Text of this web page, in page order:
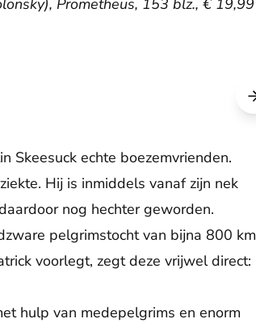
Prometheus, 153 blz., € 19,99
Skeesuck echte boezemvrienden.
Hij is inmiddels vanaf zijn nek
nog hechter geworden.
pelgrimstocht van bijna 800 km
voorlegt, zegt deze vrijwel direct:
hulp van medepelgrims en enorm